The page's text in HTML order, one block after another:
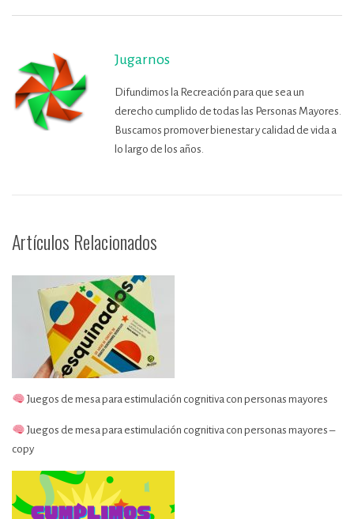
Jugarnos
Difundimos la Recreación para que sea un
derecho cumplido de todas las Personas Mayores.
Buscamos promover bienestar y calidad de vida a
lo largo de los años.
Artículos Relacionados
Juegos de mesa para estimulación cognitiva con personas mayores
Juegos de mesa para estimulación cognitiva con personas mayores –
copy